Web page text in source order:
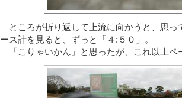
ところが折り返して上流に向かうと、思っ
ース計を見ると、ずっと「４:５０」。
「こりゃいかん」と思ったが、これ以上ペ